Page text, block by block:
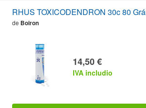
RHUS TOXICODENDRON 30c 80
de Boiron
14,50 €
IVA includio